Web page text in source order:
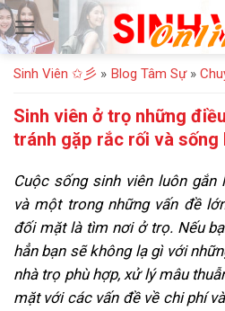
Bỏ
qua
nội
dung
Sinh Viên ✩彡 » Blog Tâm Sự»
Sinh viên ở trọ những
tránh gặp rắc rối và sống
Cuộc sống sinh viên luôn gắn
và một trong những vấn đề
đối mặt là tìm nơi ở trọ. Nếu
hẳn bạn sẽ không lạ gì với
nhà trọ phù hợp, xử lý mâu
mặt với các vấn đề về chi phí